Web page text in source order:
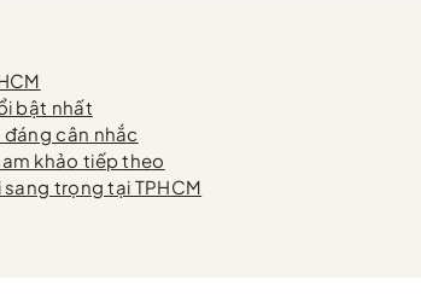
bật nhất
đáng cân nhắc
khảo tiếp theo
trọng tại TPHCM